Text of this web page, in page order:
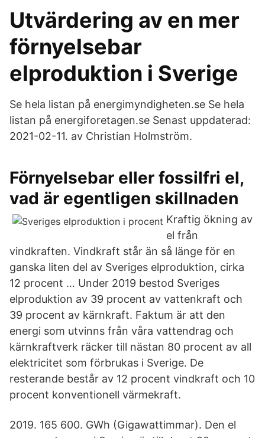
Utvärdering av en mer
förnyelsebar
elproduktion i Sverige
Se hela listan på energimyndigheten.se Se hela
listan på energiforetagen.se Senast uppdaterad:
2021-02-11. av Christian Holmström.
Förnyelsebar eller fossilfri el,
vad är egentligen skillnaden
Kraftig ökning av
el från
vindkraften. Vindkraft står än så länge för en
ganska liten del av Sveriges elproduktion, cirka
12 procent … Under 2019 bestod Sveriges
elproduktion av 39 procent av vattenkraft och
39 procent av kärnkraft. Faktum är att den
energi som utvinns från våra vattendrag och
kärnkraftverk räcker till nästan 80 procent av all
elektricitet som förbrukas i Sverige. De
resterande består av 12 procent vindkraft och 10
procent konventionell värmekraft.
2019. 165 600. GWh (Gigawattimmar). Den el